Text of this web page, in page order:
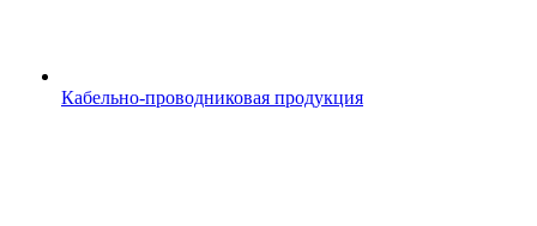
Кабельно-проводниковая продукция